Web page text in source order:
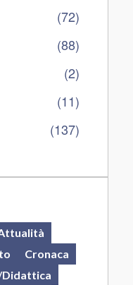
(72)
(88)
(2)
(11)
(137)
Cronaca
Didattica